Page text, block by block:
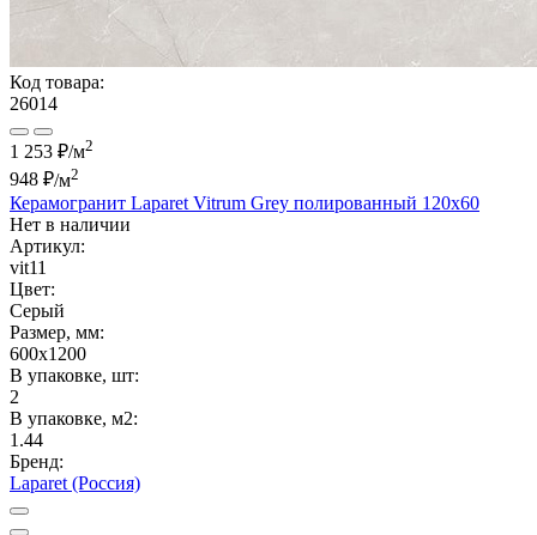
Код товара:
26014
1 253 ₽/м2
948 ₽/м2
Керамогранит Laparet Vitrum Grey полированный 120x60
Нет в наличии
Артикул:
vit11
Цвет:
Серый
Размер, мм:
600x1200
В упаковке, шт:
2
В упаковке, м2:
1.44
Бренд:
Laparet (Россия)